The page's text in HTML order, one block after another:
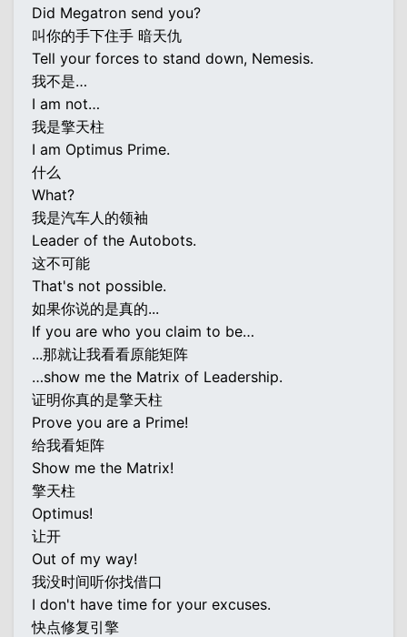
Did Megatron send you?
叫你的手下住手 暗天仇
Tell your forces to stand down, Nemesis.
我不是…
I am not…
我是擎天柱
I am Optimus Prime.
什么
What?
我是汽车人的领袖
Leader of the Autobots.
这不可能
That's not possible.
如果你说的是真的...
If you are who you claim to be…
...那就让我看看原能矩阵
…show me the Matrix of Leadership.
证明你真的是擎天柱
Prove you are a Prime!
给我看矩阵
Show me the Matrix!
擎天柱
Optimus!
让开
Out of my way!
我没时间听你找借口
I don't have time for your excuses.
快点修复引擎